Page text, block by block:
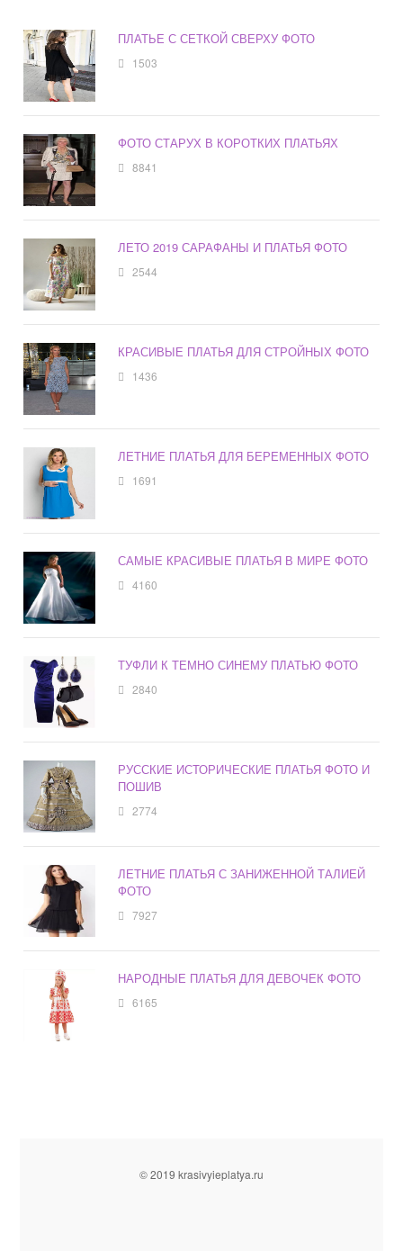
ПЛАТЬЕ С СЕТКОЙ СВЕРХУ ФОТО
1503
ФОТО СТАРУХ В КОРОТКИХ ПЛАТЬЯХ
8841
ЛЕТО 2019 САРАФАНЫ И ПЛАТЬЯ ФОТО
2544
КРАСИВЫЕ ПЛАТЬЯ ДЛЯ СТРОЙНЫХ ФОТО
1436
ЛЕТНИЕ ПЛАТЬЯ ДЛЯ БЕРЕМЕННЫХ ФОТО
1691
САМЫЕ КРАСИВЫЕ ПЛАТЬЯ В МИРЕ ФОТО
4160
ТУФЛИ К ТЕМНО СИНЕМУ ПЛАТЬЮ ФОТО
2840
РУССКИЕ ИСТОРИЧЕСКИЕ ПЛАТЬЯ ФОТО И
ПОШИВ
2774
ЛЕТНИЕ ПЛАТЬЯ С ЗАНИЖЕННОЙ ТАЛИЕЙ
ФОТО
7927
НАРОДНЫЕ ПЛАТЬЯ ДЛЯ ДЕВОЧЕК ФОТО
6165
© 2019 krasivyieplatya.ru